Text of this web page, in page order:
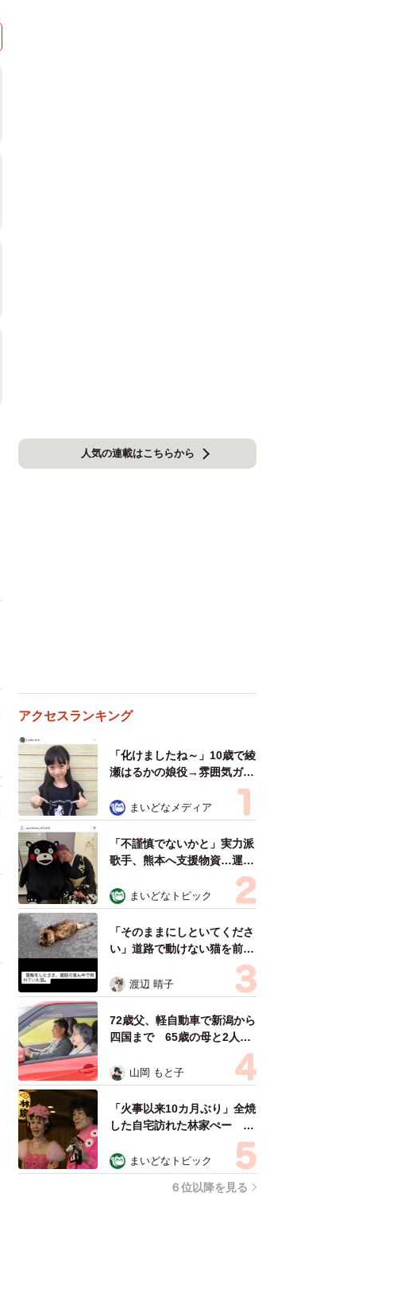
人気の連載はこちらから
アクセスランキング
「化けましたね～」10歳で綾
瀬はるかの娘役→雰囲気ガラ
リの18歳に成長 「メイクで
雰囲気が」「宝塚に入れそ
う」
まいどなメディア
「不謹慎でないかと」実力派
歌手、熊本へ支援物資…運搬
トラックの車体デザインにた
めらい 「痛いほど伝わる」
「行動され立派」
まいどなトピック
「そのままにしといてくださ
い」道路で動けない猫を前に
返された一言… 懸命に生き
ようとした4日間 「命の重
さはみんな同じ」保護団体代
表の訴え
渡辺 晴子
72歳父、軽自動車で新潟から
四国まで 65歳の母と2人で
3泊4日の旅 パーキングの休
憩まで分刻み… 「大学生で
も組まねえよ！」
山岡 もと子
「火事以来10カ月ぶり」全焼
した自宅訪れた林家ぺー 内
装も壁も取り払われスケルト
ン状態の部屋に呆然
まいどなトピック
６位以降を見る